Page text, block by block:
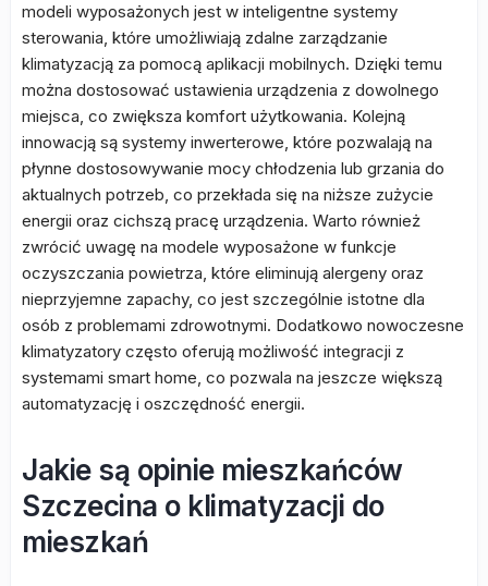
modeli wyposażonych jest w inteligentne systemy
sterowania, które umożliwiają zdalne zarządzanie
klimatyzacją za pomocą aplikacji mobilnych. Dzięki temu
można dostosować ustawienia urządzenia z dowolnego
miejsca, co zwiększa komfort użytkowania. Kolejną
innowacją są systemy inwerterowe, które pozwalają na
płynne dostosowywanie mocy chłodzenia lub grzania do
aktualnych potrzeb, co przekłada się na niższe zużycie
energii oraz cichszą pracę urządzenia. Warto również
zwrócić uwagę na modele wyposażone w funkcje
oczyszczania powietrza, które eliminują alergeny oraz
nieprzyjemne zapachy, co jest szczególnie istotne dla
osób z problemami zdrowotnymi. Dodatkowo nowoczesne
klimatyzatory często oferują możliwość integracji z
systemami smart home, co pozwala na jeszcze większą
automatyzację i oszczędność energii.
Jakie są opinie mieszkańców
Szczecina o klimatyzacji do
mieszkań